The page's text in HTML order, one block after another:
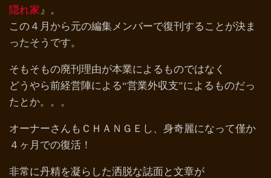
隠れ家 』。
この４月から元の編集メンバーで復刊することが決ま
ったそうです。
そもそもの廃刊理由が本業によるものではなく
どうやら前経営陣による“営業外収支”によるものだっ
たとか。。。
オーナーさんもＣＨＡＮＧＥし、身奇麗になって僅か
４ヶ月での復活！
非常に丹精を凝らした洒脱な誌面と文章が